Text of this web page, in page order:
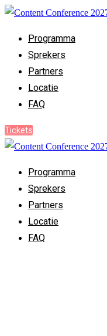
Programma
Sprekers
Partners
Locatie
FAQ
Tickets
Programma
Sprekers
Partners
Locatie
FAQ